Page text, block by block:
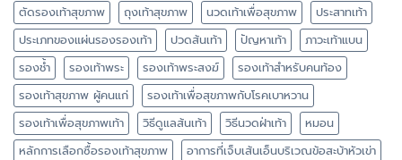
ตัดรองเท้าสุขภาพ
ถุงเท้าสุขภาพ นวดเท้าเพื่อสุขภาพ
ประสาทเท้า
ประเภทของแผ่นรองรองเท้า
ปวดส้นเท้า ปัญหาเท้า
ภาวะเท้าแบน
รองช้ำ
รองเท้าพระ รองเท้าพระสงฆ์
รองเท้าสำหรับคนท้อง
รองเท้าสุขภาพ ผู้คนแก่
รองเท้าเพื่อสุขภาพกับโรคเบาหวาน
รองเท้าเพื่อสุขภาพเท้า
วิธีดูแลส้นเท้า วิธีนวดฝ่าเท้า
หมอน
หลักการเลือกซื้อรองเท้าสุขภาพ
อาการที่เจ็บเส้นเอ็นบริเวณข้อสะบ้าหัวเข่า